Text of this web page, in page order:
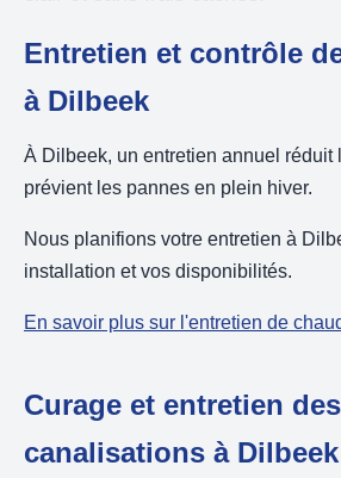
Entretien et contrôle
à Dilbeek
À Dilbeek, un entretien annuel réduit
prévient les pannes en plein hiver.
Nous planifions votre entretien à
installation et vos disponibilités.
En savoir plus sur l'entretien de
Curage et entretien des
canalisations à Dilbeek